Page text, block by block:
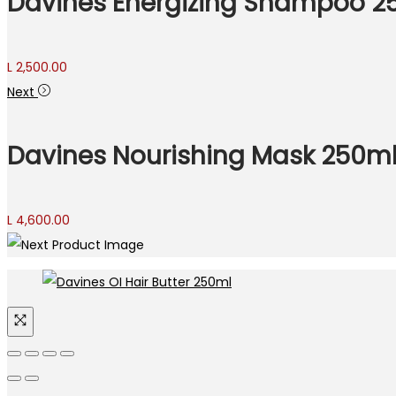
L 2,500.00
Next
Davines Nourishing Mask 250ml
L 4,600.00